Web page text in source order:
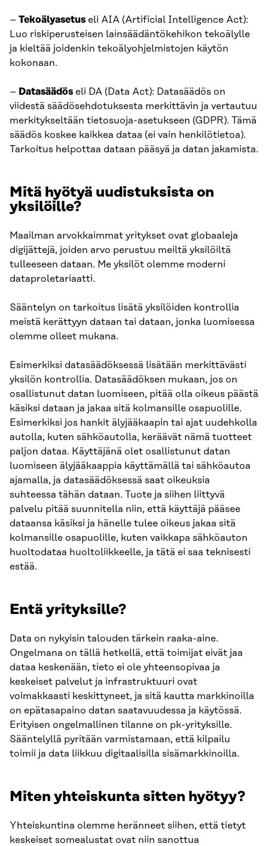
– Tekoälyasetus eli AIA (Artificial Intelligence Act):
Luo riskiperusteisen lainsäädäntökehikon tekoälylle
ja kieltää joidenkin tekoälyohjelmistojen käytön
kokonaan.
– Datasäädös eli DA (Data Act): Datasäädös on
viidestä säädösehdotuksesta merkittävin ja vertautuu
merkitykseltään tietosuoja-asetukseen (GDPR). Tämä
säädös koskee kaikkea dataa (ei vain henkilötietoa).
Tarkoitus helpottaa dataan pääsyä ja datan jakamista.
Mitä hyötyä uudistuksista on
yksilöille?
Maailman arvokkaimmat yritykset ovat globaaleja
digijättejä, joiden arvo perustuu meiltä yksilöiltä
tulleeseen dataan. Me yksilöt olemme moderni
dataproletariaatti.
Sääntelyn on tarkoitus lisätä yksilöiden kontrollia
meistä kerättyyn dataan tai dataan, jonka luomisessa
olemme olleet mukana.
Esimerkiksi datasäädöksessä lisätään merkittävästi
yksilön kontrollia. Datasäädöksen mukaan, jos on
osallistunut datan luomiseen, pitää olla oikeus päästä
käsiksi dataan ja jakaa sitä kolmansille osapuolille.
Esimerkiksi jos hankit älyjääkaapin tai ajat uudehkolla
autolla, kuten sähköautolla, keräävät nämä tuotteet
paljon dataa. Käyttäjänä olet osallistunut datan
luomiseen älyjääkaappia käyttämällä tai sähköautoa
ajamalla, ja datasäädöksessä saat oikeuksia
suhteessa tähän dataan. Tuote ja siihen liittyvä
palvelu pitää suunnitella niin, että käyttäjä pääsee
dataansa käsiksi ja hänelle tulee oikeus jakaa sitä
kolmansille osapuolille, kuten vaikkapa sähköauton
huoltodataa huoltoliikkeelle, ja tätä ei saa teknisesti
estää.
Entä yrityksille?
Data on nykyisin talouden tärkein raaka-aine.
Ongelmana on tällä hetkellä, että toimijat eivät jaa
dataa keskenään, tieto ei ole yhteensopivaa ja
keskeiset palvelut ja infrastruktuuri ovat
voimakkaasti keskittyneet, ja sitä kautta markkinoilla
on epätasapaino datan saatavuudessa ja käytössä.
Erityisen ongelmallinen tilanne on pk-yrityksille.
Sääntelyllä pyritään varmistamaan, että kilpailu
toimii ja data liikkuu digitaalisilla sisämarkkinoilla.
Miten yhteiskunta sitten hyötyy?
Yhteiskuntina olemme heränneet siihen, että tietyt
keskeiset somealustat ovat niin sanottua